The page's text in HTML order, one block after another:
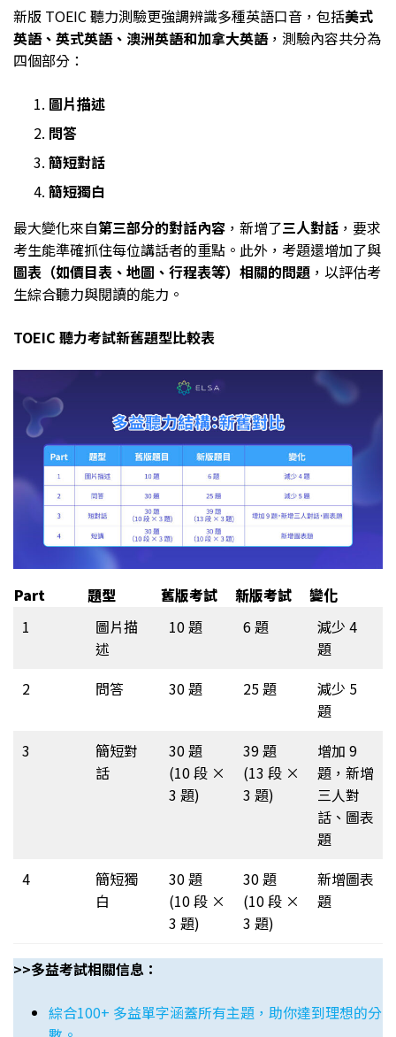
新版 TOEIC 聽力測驗更強調辨識多種英語口音，包括美式
英語、英式英語、澳洲英語和加拿大英語，測驗內容共分為
四個部分：
圖片描述
問答
簡短對話
簡短獨白
最大變化來自第三部分的對話內容 ，新增了三人對話 ，要求
考生能準確抓住每位講話者的重點。此外，考題還增加了與
圖表（如價目表、地圖、行程表等）相關的問題 ，以評估考
生綜合聽力與閱讀的能力。
TOEIC 聽力考試新舊題型比較表
Part 題型 舊版考試 新版考試
變化
1
圖片描
述
10 題 6 題
減少 4
題
2
問答 30 題 25 題
減少 5
題
3
簡短對
話
30 題
(10 段 ×
3 題)
39 題
(13 段 ×
3 題)
增加 9
題，新增
三人對
話、圖表
題
4
簡短獨
白
30 題
(10 段 ×
3 題)
30 題
(10 段 ×
3 題)
新增圖表
題
>>多益考試相關信息：
綜合100+ 多益單字涵蓋所有主題，助你達到理想的分